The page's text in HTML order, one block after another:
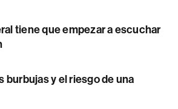
tiene que empezar a escuchar
burbujas y el riesgo de una